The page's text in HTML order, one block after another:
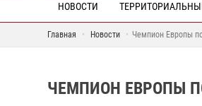
НОВОСТИ
Главная Новости Чемпион Европы
ЧЕМПИОН ЕВРОПЫ